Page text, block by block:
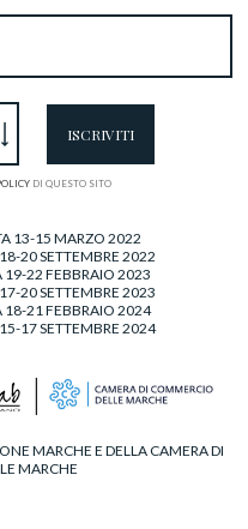
DI QUESTO SITO
13-15 MARZO 2022
20 SETTEMBRE 2022
19-22 FEBBRAIO 2023
20 SETTEMBRE 2023
18-21 FEBBRAIO 2024
17 SETTEMBRE 2024
MARCHE E DELLA CAMERA DI
MARCHE